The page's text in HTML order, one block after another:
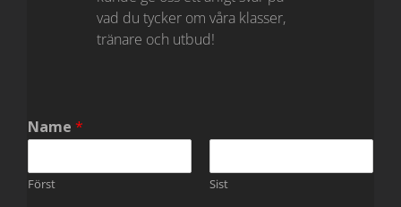
vad du tycker om våra klasser,
tränare och utbud!
Name *
Först Sist